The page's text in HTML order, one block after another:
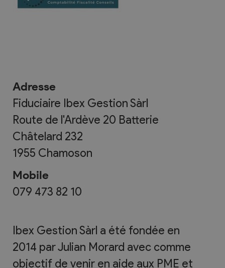
Adresse
Fiduciaire Ibex Gestion Sàrl
Route de l'Ardève 20 Batterie
Châtelard 232
1955 Chamoson
Mobile
079 473 82 10
Ibex Gestion Sàrl a été fondée en
2014 par Julian Morard avec comme
objectif de venir en aide aux PME et